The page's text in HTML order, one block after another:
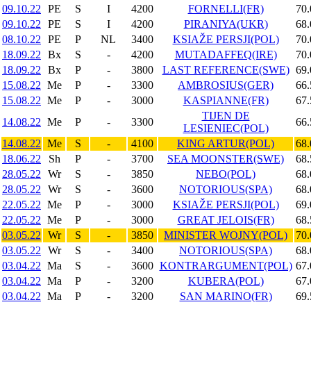
09.10.22
PE S I 4200 FORNELLI(FR)
09.10.22
PE S I 4200 PIRANIYA(UKR)
08.10.22
PE P NL 3400 KSIAŽE PERSJI(POL)
18.09.22
Bx S - 4200 MUTADAFFEQ(IRE)
18.09.22
Bx P - 3800 LAST REFERENCE(SWE)
15.08.22 Me P - 3300 AMBROSIUS(GER)
15.08.22 Me P - 3000 KASPIANNE(FR)
14.08.22 Me P - 3300
TIJEN DE
LESIENIEC(POL)
14.08.22 Me S - 4100 KING ARTUR(POL)
18.06.22
Sh P - 3700 SEA MOONSTER(SWE)
28.05.22
Wr S - 3850 NEBO(POL)
28.05.22
Wr S - 3600 NOTORIOUS(SPA)
22.05.22 Me P - 3000 KSIAŽE PERSJI(POL)
22.05.22 Me P - 3000 GREAT JELOIS(FR)
03.05.22
Wr S - 3850 MINISTER WOJNY(POL)
03.05.22
Wr S - 3400 NOTORIOUS(SPA)
03.04.22 Ma S - 3600 KONTRARGUMENT(POL)
03.04.22 Ma P - 3200 KUBERA(POL)
03.04.22 Ma P - 3200 SAN MARINO(FR)